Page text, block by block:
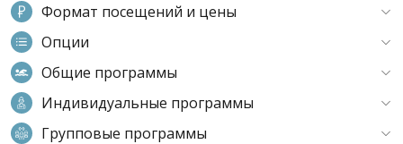
Формат посещений и цены
Опции
Общие программы
Индивидуальные программы
Групповые программы